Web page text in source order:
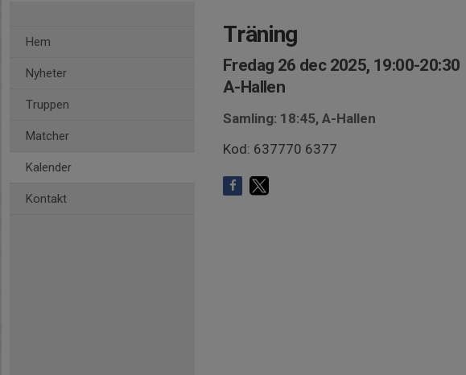
Hem
Nyheter
Truppen
Matcher
Kalender
Kontakt
Träning
Fredag 26 dec 2025, 19:00-20:30
A-Hallen
Samling: 18:45, A-Hallen
Kod: 637770 6377